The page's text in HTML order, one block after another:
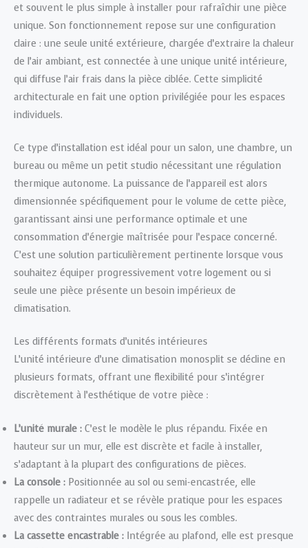
et souvent le plus simple à installer pour rafraîchir une pièce
unique. Son fonctionnement repose sur une configuration
claire : une seule unité extérieure, chargée d’extraire la chaleur
de l’air ambiant, est connectée à une unique unité intérieure,
qui diffuse l’air frais dans la pièce ciblée. Cette simplicité
architecturale en fait une option privilégiée pour les espaces
individuels.
Ce type d’installation est idéal pour un salon, une chambre, un
bureau ou même un petit studio nécessitant une régulation
thermique autonome. La puissance de l’appareil est alors
dimensionnée spécifiquement pour le volume de cette pièce,
garantissant ainsi une performance optimale et une
consommation d’énergie maîtrisée pour l’espace concerné.
C’est une solution particulièrement pertinente lorsque vous
souhaitez équiper progressivement votre logement ou si
seule une pièce présente un besoin impérieux de
climatisation.
Les différents formats d’unités intérieures
L’unité intérieure d’une climatisation monosplit se décline en
plusieurs formats, offrant une flexibilité pour s’intégrer
discrètement à l’esthétique de votre pièce :
L’unité murale : C’est le modèle le plus répandu. Fixée en
hauteur sur un mur, elle est discrète et facile à installer,
s’adaptant à la plupart des configurations de pièces.
La console : Positionnée au sol ou semi-encastrée, elle
rappelle un radiateur et se révèle pratique pour les espaces
avec des contraintes murales ou sous les combles.
La cassette encastrable : Intégrée au plafond, elle est presque